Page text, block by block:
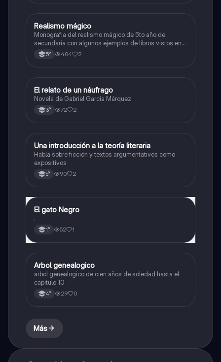
Lengua
Realismo mágico
Monografia del realismo mágico de 5to año de
secundaria con algunos ejemplos de libros vistos en
el periodo de clases durante el ciclo lectivo, espero
que les sirva esta información la saque de Google,
5° 404 2
Lengua
El relato de un náufrago
Novela de Gabriel García Márquez
3° 72 2
Lengua
Una introducción a la teoría literaria
Habla sobre ficción y textos argumentativos como
expositivos
6° 90 2
Lengua
El gato Negro
.
1° 52 1
Lengua
Arbol genealogico
arbol genealogico de cien años de soledad hasta el
capitulo 10
4° 29 0
Más